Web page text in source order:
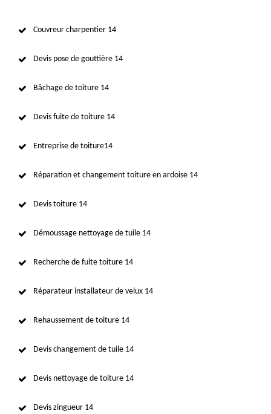
Couvreur charpentier 14
Devis pose de gouttière 14
Bâchage de toiture 14
Devis fuite de toiture 14
Entreprise de toiture14
Réparation et changement toiture en ardoise 14
Devis toiture 14
Démoussage nettoyage de tuile 14
Recherche de fuite toiture 14
Réparateur installateur de velux 14
Rehaussement de toiture 14
Devis changement de tuile 14
Devis nettoyage de toiture 14
Devis zingueur 14